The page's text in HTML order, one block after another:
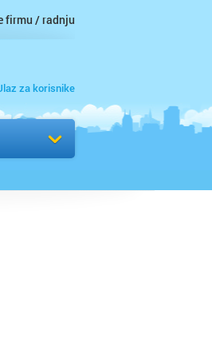
firmu / radnju
za korisnike